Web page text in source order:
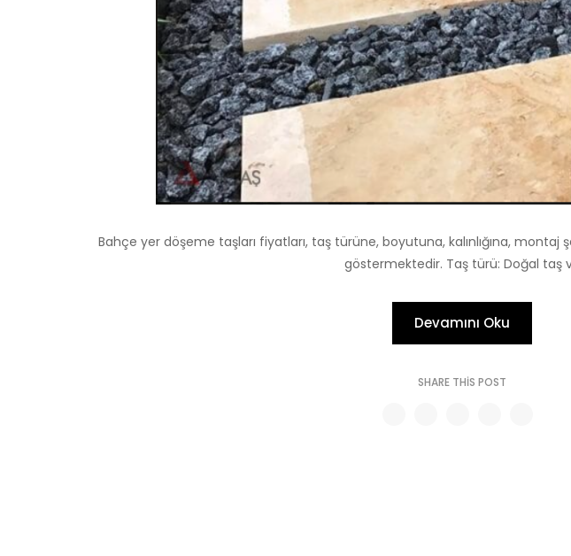
Bahçe yer döşeme taşları fiyatları, taş türüne, boyutuna, kalınlığına, montaj
göstermektedir. Taş türü: Doğal taş
Devamını Oku
SHARE THIS POST